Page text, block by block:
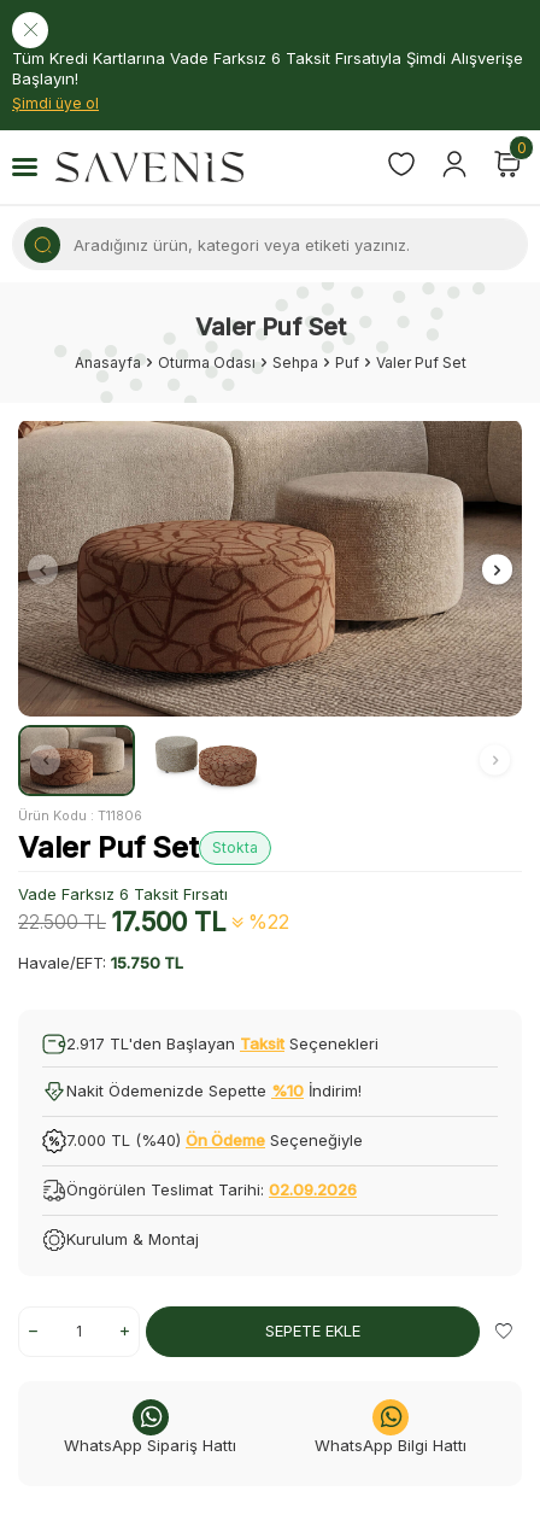
Tüm Kredi Kartlarına Vade Farksız 6 Taksit Fırsatıyla Şimdi Alışverişe
Başlayın!
Şimdi üye ol
0
Valer Puf Set
Anasayfa Oturma Odası Sehpa Puf Valer Puf Set
Ürün Kodu : T11806
Valer Puf Set Stokta
Vade Farksız 6 Taksit Fırsatı
22.500TL 17.500TL %22
Havale/EFT: 15.750 TL
2.917 TL'den Başlayan Taksit Seçenekleri
Nakit Ödemenizde Sepette %10 İndirim!
7.000 TL (%40) Ön Ödeme Seçeneğiyle
Öngörülen Teslimat Tarihi: 02.09.2026
Kurulum & Montaj
SEPETE EKLE
WhatsApp Sipariş Hattı WhatsApp Bilgi Hattı